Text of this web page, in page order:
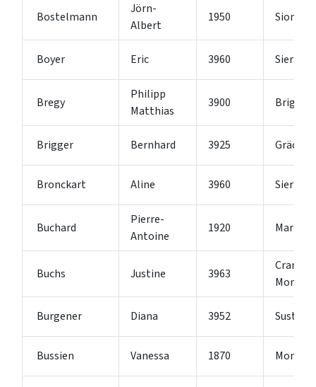
Bostelmann
Jörn-
Albert
1950 Sion 2
Boyer Eric 3960 Sierre
Bregy
Philipp
Matthias
3900 Brig-
Brigger Bernhard 3925 Grächen
Bronckart Aline 3960 Sierre
Buchard
Pierre-
Antoine
1920
Buchs Justine 3963
Crans-
Burgener Diana 3952 Susten
Bussien Vanessa 1870